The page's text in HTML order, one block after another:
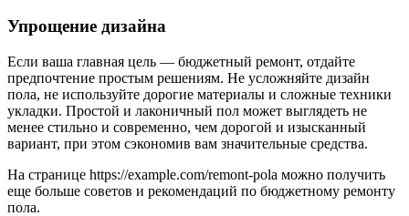
Упрощение дизайна
Если ваша главная цель — бюджетный ремонт, отдайте
предпочтение простым решениям. Не усложняйте дизайн
пола, не используйте дорогие материалы и сложные техники
укладки. Простой и лаконичный пол может выглядеть не
менее стильно и современно, чем дорогой и изысканный
вариант, при этом сэкономив вам значительные средства.
На странице https://example.com/remont-pola можно получить
еще больше советов и рекомендаций по бюджетному ремонту
пола.